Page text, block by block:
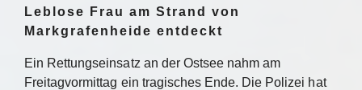
Leblose Frau am Strand von
Markgrafenheide entdeckt
Ein Rettungseinsatz an der Ostsee nahm am
Freitagvormittag ein tragisches Ende. Die Polizei hat